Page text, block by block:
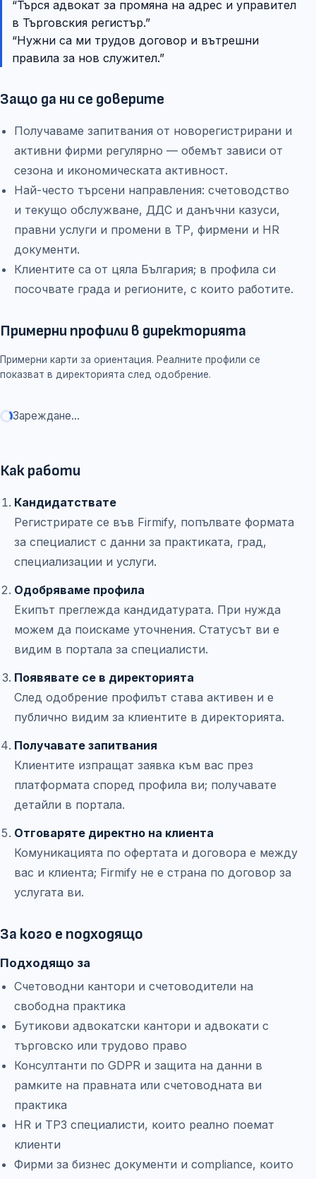
“Търся адвокат за промяна на адрес и управител
в Търговския регистър.”
“Нужни са ми трудов договор и вътрешни
правила за нов служител.”
Защо да ни се доверите
Получаваме запитвания от новорегистрирани и
активни фирми регулярно — обемът зависи от
сезона и икономическата активност.
Най-често търсени направления: счетоводство
и текущо обслужване, ДДС и данъчни казуси,
правни услуги и промени в ТР, фирмени и HR
документи.
Клиентите са от цяла България; в профила си
посочвате града и регионите, с които работите.
Примерни профили в директорията
Примерни карти за ориентация. Реалните профили се
показват в директорията след одобрение.
Зареждане...
Как работи
Кандидатствате
Регистрирате се във Firmify, попълвате формата
за специалист с данни за практиката, град,
специализации и услуги.
Одобряваме профила
Екипът преглежда кандидатурата. При нужда
можем да поискаме уточнения. Статусът ви е
видим в портала за специалисти.
Появявате се в директорията
След одобрение профилът става активен и е
публично видим за клиентите в директорията.
Получавате запитвания
Клиентите изпращат заявка към вас през
платформата според профила ви; получавате
детайли в портала.
Отговаряте директно на клиента
Комуникацията по офертата и договора е между
вас и клиента; Firmify не е страна по договор за
услугата ви.
За кого е подходящо
Подходящо за
Счетоводни кантори и счетоводители на
свободна практика
Бутикови адвокатски кантори и адвокати с
търговско или трудово право
Консултанти по GDPR и защита на данни в
рамките на правната или счетоводната ви
практика
HR и ТРЗ специалисти, които реално поемат
клиенти
Фирми за бизнес документи и compliance, които